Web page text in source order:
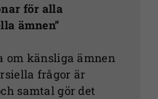
för alla
ämnen”
om känsliga ämnen
frågor är
samtal gör det